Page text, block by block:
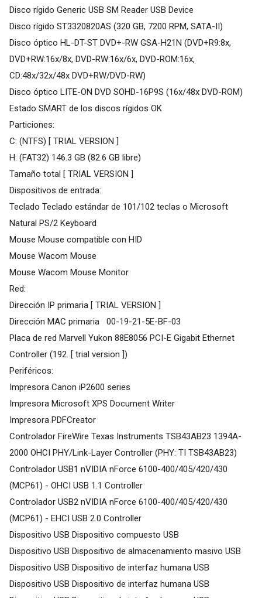
Disco rígido Generic USB SM Reader USB Device
Disco rígido ST3320820AS (320 GB, 7200 RPM, SATA-II)
Disco óptico HL-DT-ST DVD+-RW GSA-H21N (DVD+R9:8x,
DVD+RW:16x/8x, DVD-RW:16x/6x, DVD-ROM:16x,
CD:48x/32x/48x DVD+RW/DVD-RW)
Disco óptico LITE-ON DVD SOHD-16P9S (16x/48x DVD-ROM)
Estado SMART de los discos rígidos OK
Particiones:
C: (NTFS) [ TRIAL VERSION ]
H: (FAT32) 146.3 GB (82.6 GB libre)
Tamaño total [ TRIAL VERSION ]
Dispositivos de entrada:
Teclado Teclado estándar de 101/102 teclas o Microsoft
Natural PS/2 Keyboard
Mouse Mouse compatible con HID
Mouse Wacom Mouse
Mouse Wacom Mouse Monitor
Red:
Dirección IP primaria [ TRIAL VERSION ]
Dirección MAC primaria 00-19-21-5E-BF-03
Placa de red Marvell Yukon 88E8056 PCI-E Gigabit Ethernet
Controller (192. [ trial version ])
Periféricos:
Impresora Canon iP2600 series
Impresora Microsoft XPS Document Writer
Impresora PDFCreator
Controlador FireWire Texas Instruments TSB43AB23 1394A-
2000 OHCI PHY/Link-Layer Controller (PHY: TI TSB43AB23)
Controlador USB1 nVIDIA nForce 6100-400/405/420/430
(MCP61) - OHCI USB 1.1 Controller
Controlador USB2 nVIDIA nForce 6100-400/405/420/430
(MCP61) - EHCI USB 2.0 Controller
Dispositivo USB Dispositivo compuesto USB
Dispositivo USB Dispositivo de almacenamiento masivo USB
Dispositivo USB Dispositivo de interfaz humana USB
Dispositivo USB Dispositivo de interfaz humana USB